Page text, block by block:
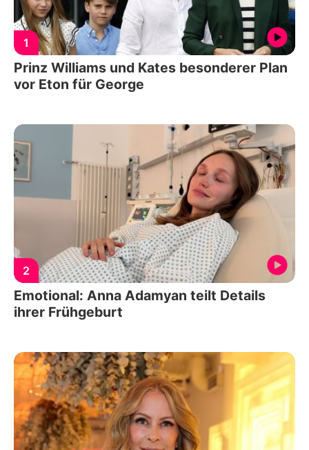
1
Prinz Williams und Kates besonderer Plan
vor Eton für George
2
Emotional: Anna Adamyan teilt Details
ihrer Frühgeburt